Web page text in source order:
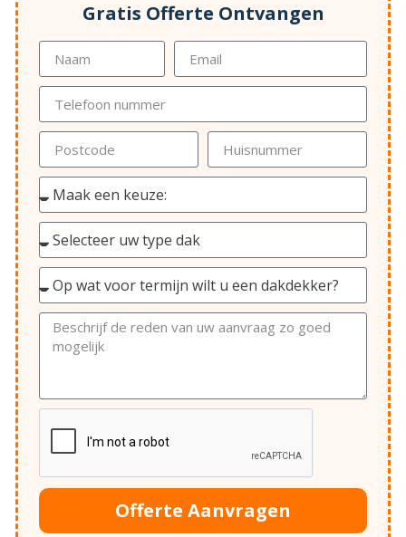
Gratis Offerte Ontvangen
Offerte Aanvragen